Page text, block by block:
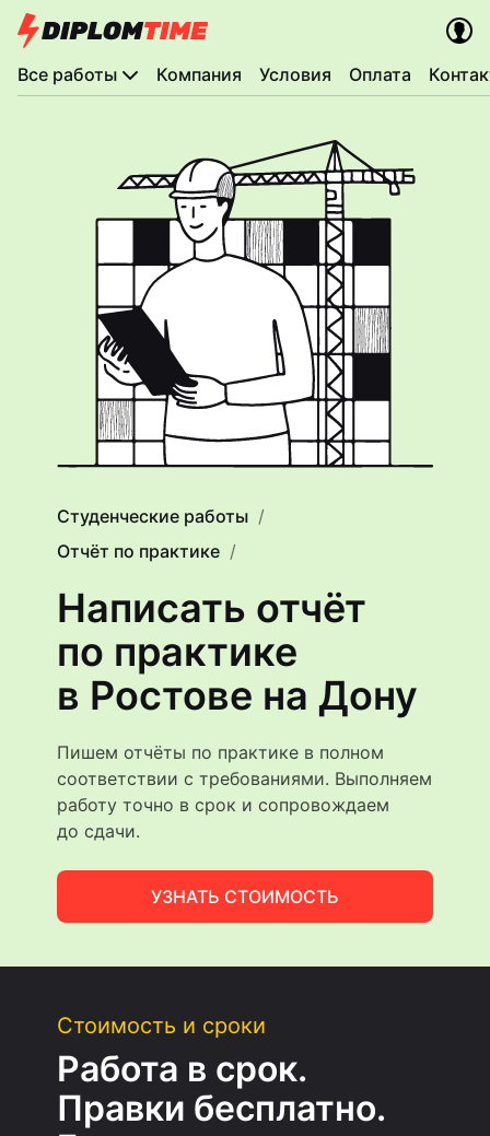
Все работы Компания Условия Оплата
Студенческие работы
Отчёт по практике
Написать отчёт
по практике
в Ростове на Дону
Пишем отчёты по практике в полном
соответствии с требованиями. Выполняем
работу точно в срок и сопровождаем
до сдачи.
УЗНАТЬ СТОИМОСТЬ
Стоимость и сроки
Работа в срок.
Правки бесплатно.